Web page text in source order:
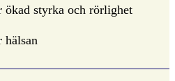
ökad styrka och rörlighet
hälsan